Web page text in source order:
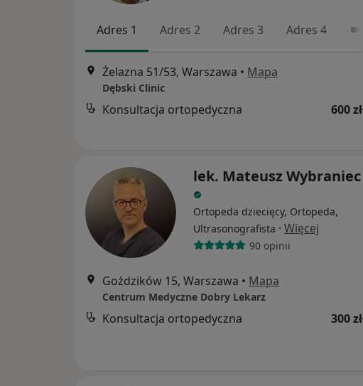
Adres 1 Adres 2 Adres 3 Adres 4
Żelazna 51/53, Warszawa • Mapa
Dębski Clinic
Konsultacja ortopedyczna 600 zł
lek. Mateusz Wybraniec
Ortopeda dziecięcy, Ortopeda,
Ultrasonografista · Więcej
90 opinii
Goździków 15, Warszawa • Mapa
Centrum Medyczne Dobry Lekarz
Konsultacja ortopedyczna 300 zł